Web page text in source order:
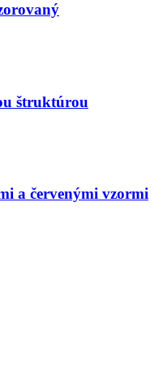
štruktúrou
a červenými vzormi